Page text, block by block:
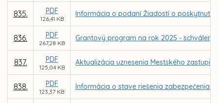
835. PDF
126,41 KB
Informácia o podaní Žiadostí o poskytnutie
836. PDF
267,28 KB
Grantový program na rok 2025 -
837. PDF
125,04 KB
Aktualizácia uznesenia Mestského
838. PDF
123,37 KB
Informácia o stave riešenia zabezpečenia